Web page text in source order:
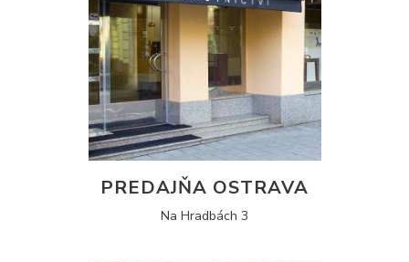
PREDAJŇA OSTRAVA
Na Hradbách 3